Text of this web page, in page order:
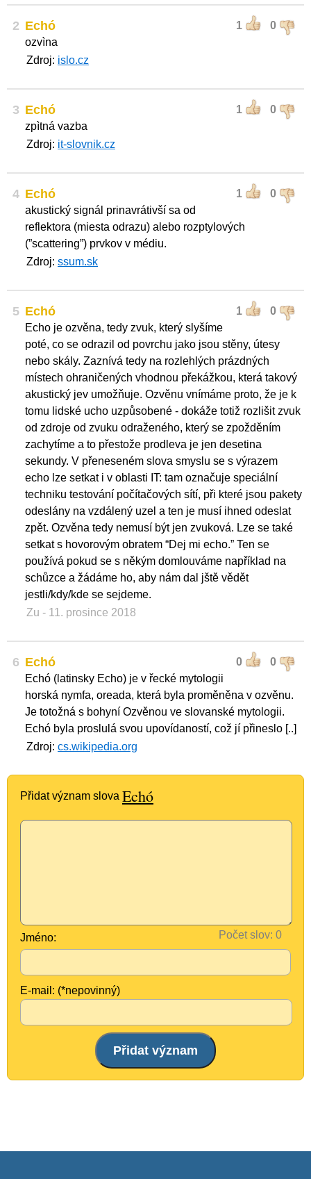
2 1 0
Echó
ozvìna
Zdroj: islo.cz
3 1 0
Echó
zpìtná vazba
Zdroj: it-slovnik.cz
4 1 0
Echó
akustický signál prinavrátivší sa od
reflektora (miesta odrazu) alebo rozptylových
(”scattering”) prvkov v médiu.
Zdroj: ssum.sk
5 1 0
Echó
Echo je ozvěna, tedy zvuk, který slyšíme
poté, co se odrazil od povrchu jako jsou stěny, útesy
nebo skály. Zaznívá tedy na rozlehlých prázdných
místech ohraničených vhodnou překážkou, která takový
akustický jev umožňuje. Ozvěnu vnímáme proto, že je k
tomu lidské ucho uzpůsobené - dokáže totiž rozlišit zvuk
od zdroje od zvuku odraženého, který se zpožděním
zachytíme a to přestože prodleva je jen desetina
sekundy. V přeneseném slova smyslu se s výrazem
echo lze setkat i v oblasti IT: tam označuje speciální
techniku testování počítačových sítí, při které jsou pakety
odeslány na vzdálený uzel a ten je musí ihned odeslat
zpět. Ozvěna tedy nemusí být jen zvuková. Lze se také
setkat s hovorovým obratem “Dej mi echo.” Ten se
používá pokud se s někým domlouváme například na
schůzce a žádáme ho, aby nám dal jště vědět
jestli/kdy/kde se sejdeme.
Zu - 11. prosince 2018
6 0 0
Echó
Echó (latinsky Echo) je v řecké mytologii
horská nymfa, oreada, která byla proměněna v ozvěnu.
Je totožná s bohyní Ozvěnou ve slovanské mytologii.
Echó byla proslulá svou upovídaností, což jí přineslo [..]
Zdroj: cs.wikipedia.org
Přidat význam slova Echó
Počet slov:
Jméno:
E-mail: (*nepovinný)